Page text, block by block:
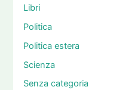
Libri
Politica
Politica estera
Scienza
Senza categoria